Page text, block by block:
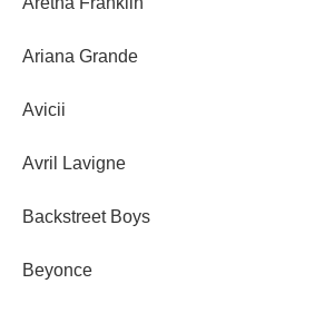
Ariana Grande
Avicii
Avril Lavigne
Backstreet Boys
Beyonce